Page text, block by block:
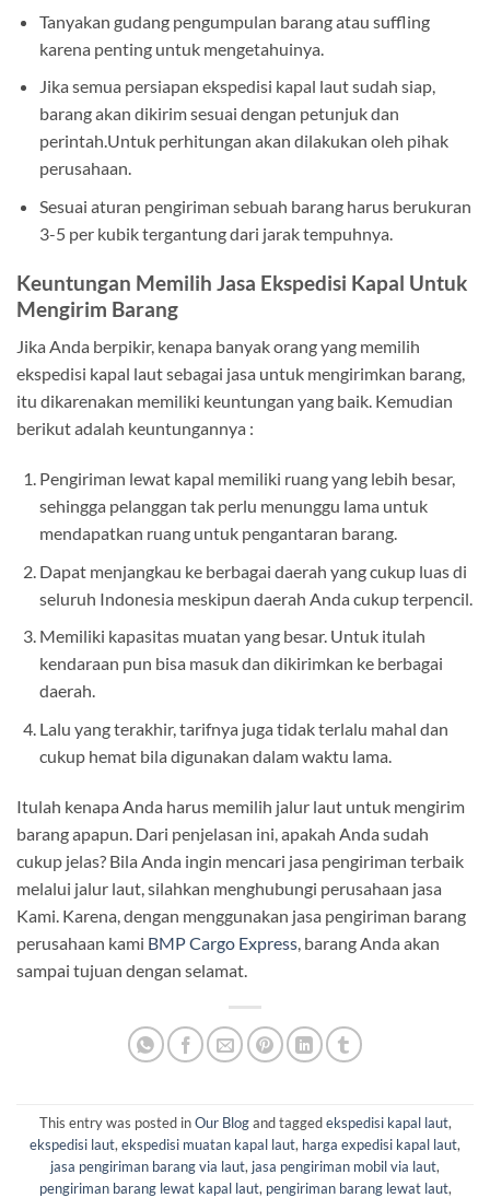
Tanyakan gudang pengumpulan barang atau suffling
karena penting untuk mengetahuinya.
Jika semua persiapan ekspedisi kapal laut sudah siap,
barang akan dikirim sesuai dengan petunjuk dan
perintah.Untuk perhitungan akan dilakukan oleh pihak
perusahaan.
Sesuai aturan pengiriman sebuah barang harus berukuran
3-5 per kubik tergantung dari jarak tempuhnya.
Keuntungan Memilih Jasa Ekspedisi Kapal Untuk
Mengirim Barang
Jika Anda berpikir, kenapa banyak orang yang memilih
ekspedisi kapal laut sebagai jasa untuk mengirimkan barang,
itu dikarenakan memiliki keuntungan yang baik. Kemudian
berikut adalah keuntungannya :
Pengiriman lewat kapal memiliki ruang yang lebih besar,
sehingga pelanggan tak perlu menunggu lama untuk
mendapatkan ruang untuk pengantaran barang.
Dapat menjangkau ke berbagai daerah yang cukup luas di
seluruh Indonesia meskipun daerah Anda cukup terpencil.
Memiliki kapasitas muatan yang besar. Untuk itulah
kendaraan pun bisa masuk dan dikirimkan ke berbagai
daerah.
Lalu yang terakhir, tarifnya juga tidak terlalu mahal dan
cukup hemat bila digunakan dalam waktu lama.
Itulah kenapa Anda harus memilih jalur laut untuk mengirim
barang apapun. Dari penjelasan ini, apakah Anda sudah
cukup jelas? Bila Anda ingin mencari jasa pengiriman terbaik
melalui jalur laut, silahkan menghubungi perusahaan jasa
Kami. Karena, dengan menggunakan jasa pengiriman barang
perusahaan kami BMP Cargo Express , barang Anda akan
sampai tujuan dengan selamat.
This entry was posted inOur Blogand taggedekspedisi kapal laut,
ekspedisi laut, ekspedisi muatan kapal laut, harga expedisi kapal laut,
jasa pengiriman barang via laut, jasa pengiriman mobil via laut,
pengiriman barang lewat kapal laut, pengiriman barang lewat laut,